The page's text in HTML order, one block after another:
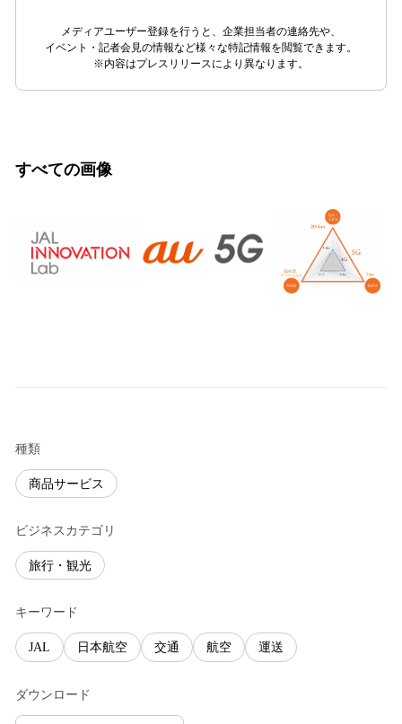
メディアユーザー登録を行うと、企業担当者の連絡先や、
イベント・記者会見の情報など様々な特記情報を閲覧できます。
※内容はプレスリリースにより異なります。
すべての画像
種類
商品サービス
ビジネスカテゴリ
旅行・観光
キーワード
JAL 日本航空 交通 航空 運送
ダウンロード